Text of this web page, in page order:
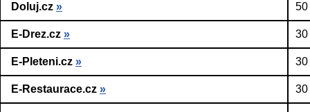
Doluj.cz » 50
E-Drez.cz » 30
E-Pleteni.cz » 30
E-Restaurace.cz » 30